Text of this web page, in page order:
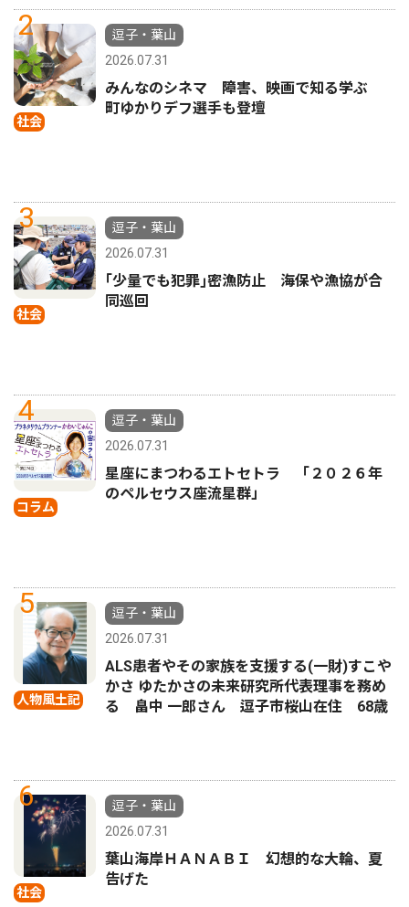
2
社会
逗子・葉山
2026.07.31
みんなのシネマ 障害、映画で知る学ぶ
町ゆかりデフ選手も登壇
3
社会
逗子・葉山
2026.07.31
｢少量でも犯罪｣密漁防止 海保や漁協が合
同巡回
4
コラム
逗子・葉山
2026.07.31
星座にまつわるエトセトラ 「２０２６年
のペルセウス座流星群」
5
人物風土記
逗子・葉山
2026.07.31
ALS患者やその家族を支援する(一財)すこや
かさ ゆたかさの未来研究所代表理事を務め
る 畠中 一郎さん 逗子市桜山在住 68歳
6
社会
逗子・葉山
2026.07.31
葉山海岸ＨＡＮＡＢＩ 幻想的な大輪、夏
告げた